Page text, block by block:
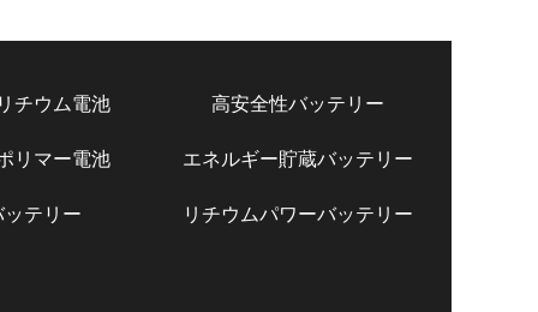
チウム電池 高安全性バッテリー
リマー電池 エネルギー貯蔵バッテリー
テリー リチウムパワーバッテリー